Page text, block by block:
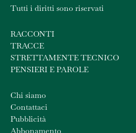
Tutti i diritti sono riservati
RACCONTI
TRACCE
STRETTAMENTE TECNICO
PENSIERI E PAROLE
Chi siamo
Contattaci
Pubblicità